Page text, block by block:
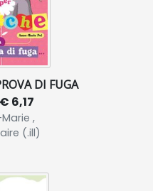
DI FUGA
€ 6,17
,
(.ill)